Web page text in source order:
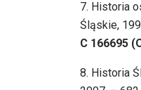
7. Historia
Śląskie,
C 166695
8. Historia